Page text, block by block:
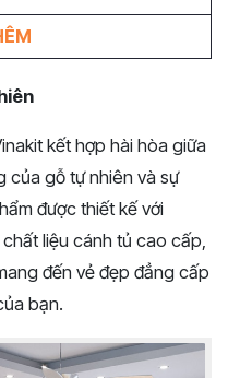
kết hợp hài hòa giữa
của gỗ tự nhiên và sự
được thiết kế với
liệu cánh tủ cao cấp,
đến vẻ đẹp đẳng cấp
bạn.